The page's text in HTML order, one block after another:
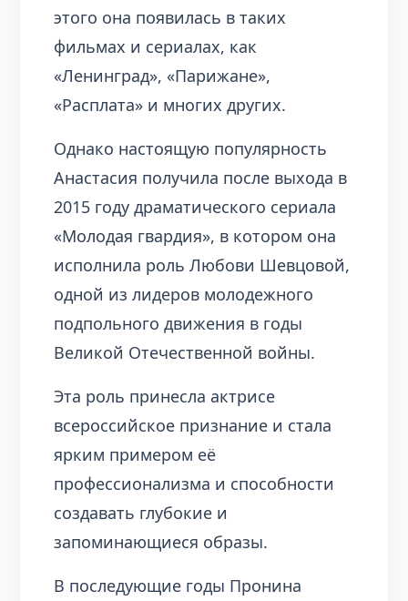
этого она появилась в таких
фильмах и сериалах, как
«Ленинград», «Парижане»,
«Расплата» и многих других.
Однако настоящую популярность
Анастасия получила после выхода в
2015 году драматического сериала
«Молодая гвардия», в котором она
исполнила роль Любови Шевцовой,
одной из лидеров молодежного
подпольного движения в годы
Великой Отечественной войны.
Эта роль принесла актрисе
всероссийское признание и стала
ярким примером её
профессионализма и способности
создавать глубокие и
запоминающиеся образы.
В последующие годы Пронина